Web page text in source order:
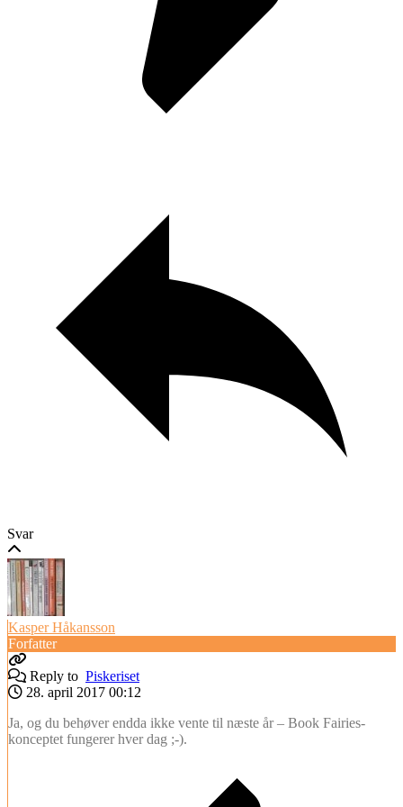
Svar
Kasper Håkansson
Forfatter
Reply to Piskeriset
28. april 2017 00:12
Ja, og du behøver endda ikke vente til næste år – Book Fairies-
konceptet fungerer hver dag ;-).